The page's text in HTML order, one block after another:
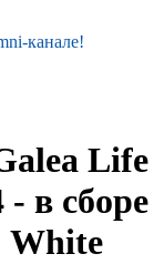
канале!
Life
в сборе
White